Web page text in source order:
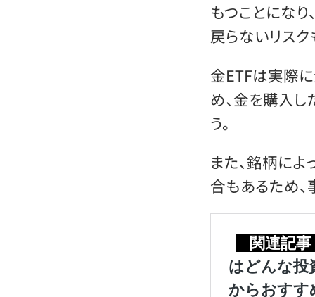
もつことにな
戻らないリスク
金ETFは実際
め、金を購入
う。
また、銘柄に
合もあるため